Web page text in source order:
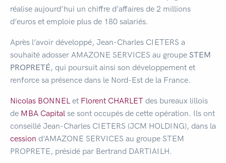
réalise aujourd’hui un chiffre d’affaires de 2 millions
d’euros et emploie plus de 180 salariés.
Après l’avoir développé, Jean-Charles CIETERS a
souhaité adosser AMAZONE SERVICES au groupe STEM
PROPRETÉ, qui poursuit ainsi son développement et
renforce sa présence dans le Nord-Est de la France.
Nicolas BONNEL et Florent CHARLET des bureaux lillois
de MBA Capital se sont occupés de cette opération. Ils ont
conseillé Jean-Charles CIETERS (JCM HOLDING), dans la
cession d’AMAZONE SERVICES au groupe STEM
PROPRETE, présidé par Bertrand DARTIAILH.